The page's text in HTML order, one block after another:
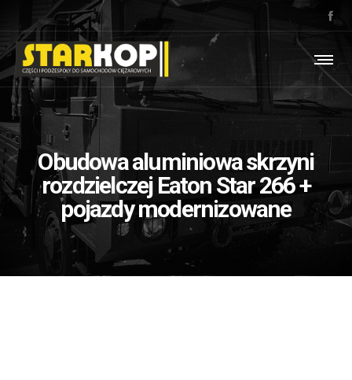
Obudowa aluminiowa skrzyni
rozdzielczej Eaton Star 266 +
pojazdy modernizowane